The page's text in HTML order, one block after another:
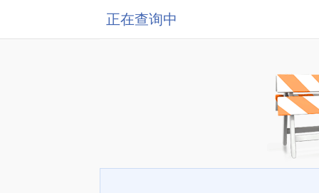
正在查询中